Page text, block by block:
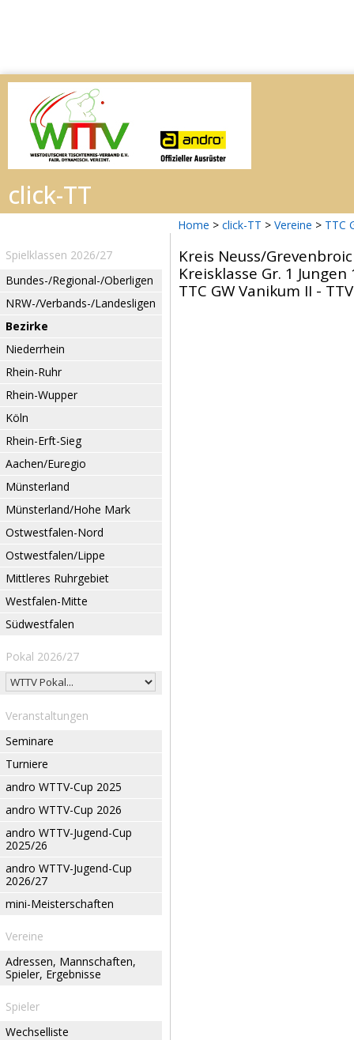
Home > click-TT > Vereine > TTC
Spielklassen 2026/27
Bundes-/Regional-/Oberligen
NRW-/Verbands-/Landesligen
Bezirke
Niederrhein
Rhein-Ruhr
Rhein-Wupper
Köln
Rhein-Erft-Sieg
Aachen/Euregio
Münsterland
Münsterland/Hohe Mark
Ostwestfalen-Nord
Ostwestfalen/Lippe
Mittleres Ruhrgebiet
Westfalen-Mitte
Südwestfalen
Pokal 2026/27
Veranstaltungen
Seminare
Turniere
andro WTTV-Cup 2025
andro WTTV-Cup 2026
andro WTTV-Jugend-Cup
2025/26
andro WTTV-Jugend-Cup
2026/27
mini-Meisterschaften
Vereine
Adressen, Mannschaften,
Spieler, Ergebnisse
Spieler
Wechselliste
Kreis Neuss/
Kreisklasse Gr. 1 Jungen
TTC GW Vanikum II -